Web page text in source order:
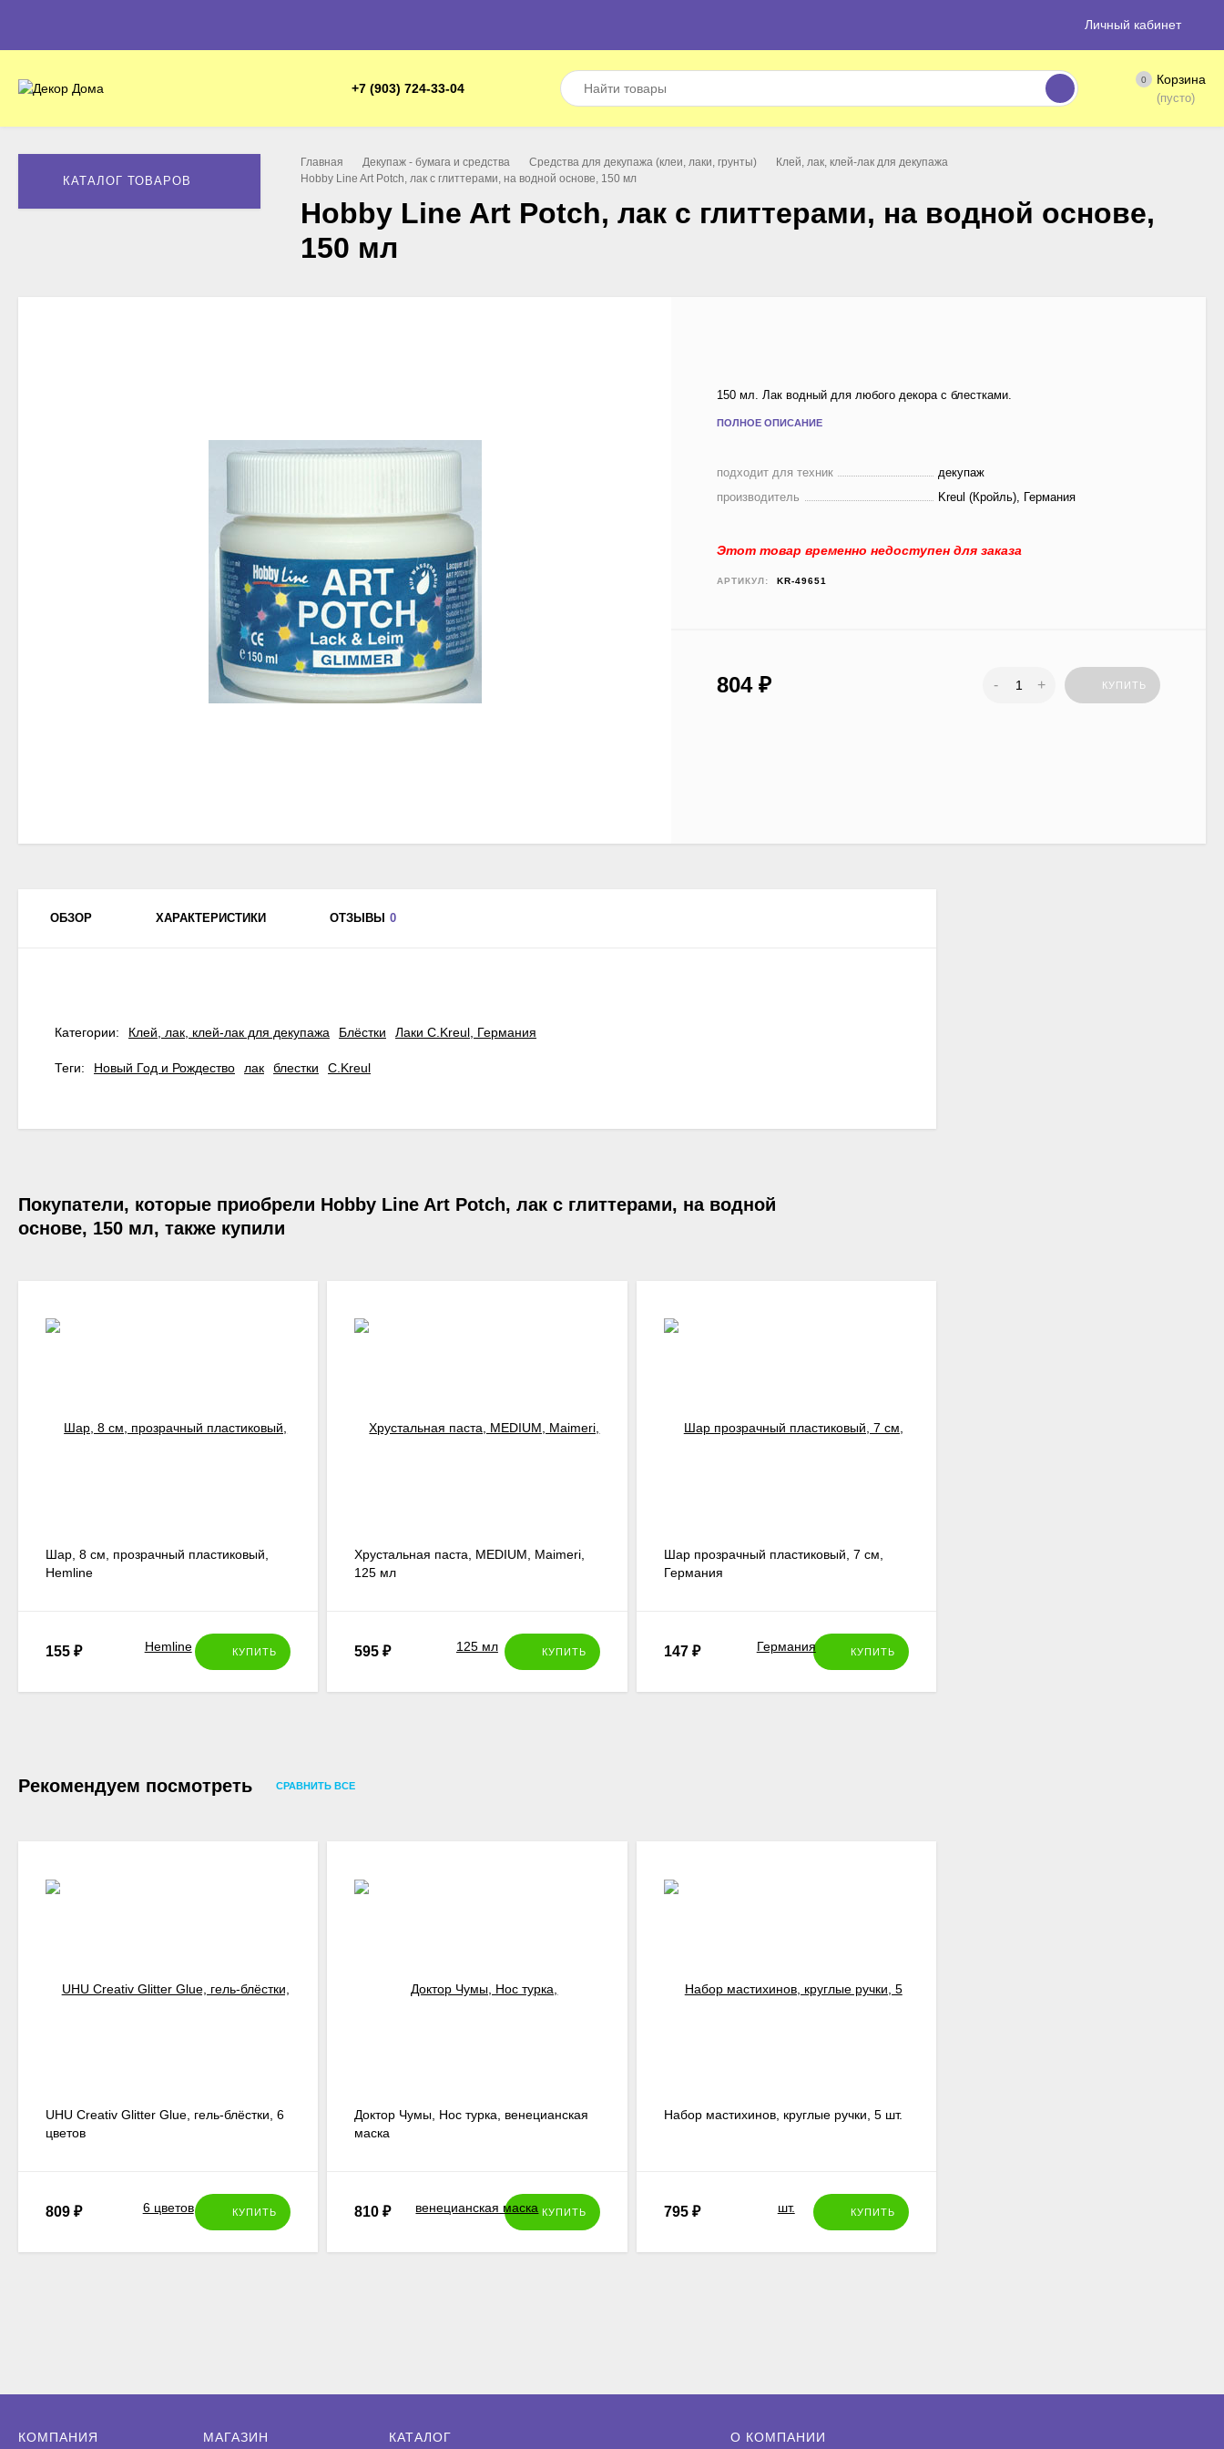
Личный кабинет
+7 (903) 724-33-04
0 Корзина
(пусто)
КАТАЛОГ ТОВАРОВ
Главная Декупаж - бумага и средства Средства для декупажа (клеи, лаки, грунты)
Клей, лак, клей-лак для декупажа
Hobby Line Art Potch, лак с глиттерами, на водной основе, 150 мл
Hobby Line Art Potch, лак с глиттерами, на водной основе,
150 мл
150 мл. Лак водный для любого декора с блестками.
ПОЛНОЕ ОПИСАНИЕ
подходит для техник
декупаж
производитель
Kreul (Кройль), Германия
Этот товар временно недоступен для заказа
АРТИКУЛ: KR-49651
804₽ - + КУПИТЬ
ОБЗОР ХАРАКТЕРИСТИКИ ОТЗЫВЫ 0
Категории: Клей, лак, клей-лак для декупажа Блёстки Лаки C.Kreul, Германия
Теги: Новый Год и Рождество лак блестки C.Kreul
Покупатели, которые приобрели Hobby Line Art Potch, лак с глиттерами, на водной
основе, 150 мл, также купили
Шар, 8 см, прозрачный пластиковый,
Hemline
155 ₽ КУПИТЬ
Хрустальная паста, MEDIUM, Maimeri,
125 мл
595₽ КУПИТЬ
Шар прозрачный пластиковый, 7 см,
Германия
147 ₽ КУПИТЬ
Рекомендуем посмотреть СРАВНИТЬ ВСЕ
UHU Creativ Glitter Glue, гель-блёстки, 6
цветов
809 ₽ КУПИТЬ
Доктор Чумы, Нос турка, венецианская
маска
810₽ КУПИТЬ
Набор мастихинов, круглые ручки, 5 шт.
795 ₽ КУПИТЬ
КОМПАНИЯ МАГАЗИН КАТАЛОГ О КОМПАНИИ